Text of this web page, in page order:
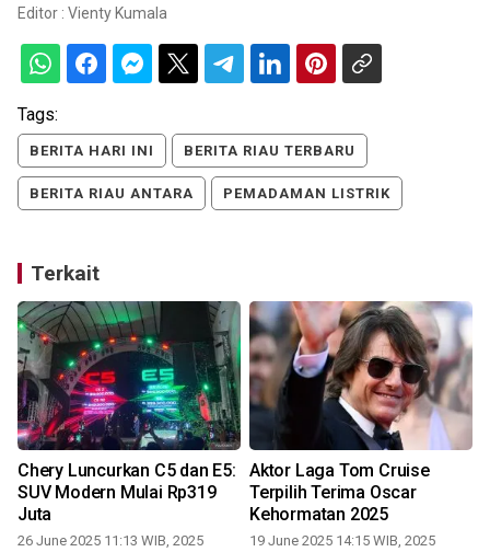
Editor : Vienty Kumala
Tags:
BERITA HARI INI BERITA RIAU TERBARU
BERITA RIAU ANTARA PEMADAMAN LISTRIK
Terkait
Chery Luncurkan C5 dan E5:
SUV Modern Mulai Rp319
Juta
26 June 2025 11:13 WIB, 2025
Aktor Laga Tom Cruise
Terpilih Terima Oscar
Kehormatan 2025
19 June 2025 14:15 WIB, 2025